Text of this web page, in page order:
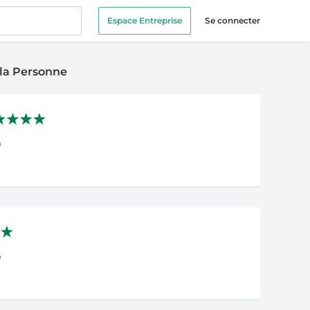
Espace Entreprise Se connecter
Personne